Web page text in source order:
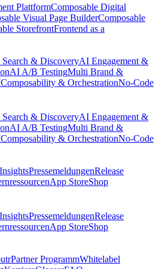
PlattformComposable Digital
Visual Page BuilderComposable
StorefrontFrontend as a
& DiscoveryAI Engagement &
AI A/B TestingMulti Brand &
Composability & OrchestrationNo-Code
& DiscoveryAI Engagement &
AI A/B TestingMulti Brand &
Composability & OrchestrationNo-Code
InsightsPressemeldungenRelease
App StoreShop
InsightsPressemeldungenRelease
App StoreShop
Partner ProgrammWhitelabel